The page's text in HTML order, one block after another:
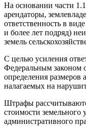
На основании части
арендаторы,
ответственность в
и более лет подряд)
земель
С целью усиления
Федеральным законом
определения
налагаемых на
Штрафы
стоимости земельного
административного